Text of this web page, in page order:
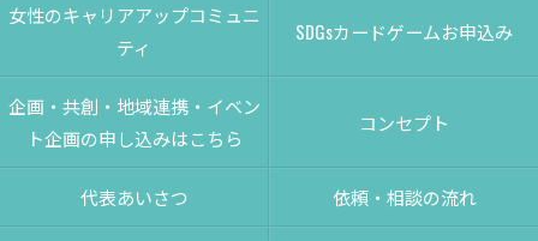
女性のキャリアアップコミュニ
ティ
SDGsカードゲームお申込み
企画・共創・地域連携・イベン
ト企画の申し込みはこちら
コンセプト
代表あいさつ 依頼・相談の流れ